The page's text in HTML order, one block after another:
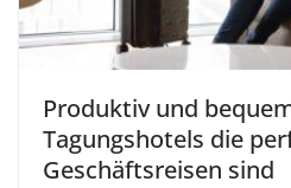
Produktiv und
Tagungshotels die
Geschäftsreisen sind